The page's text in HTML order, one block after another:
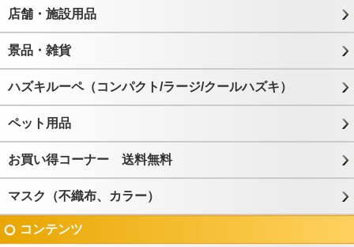
店舗・施設用品
景品・雑貨
ハズキルーペ（コンパクト/ラージ/クールハズキ）
ペット用品
お買い得コーナー 送料無料
マスク（不織布、カラー）
コンテンツ